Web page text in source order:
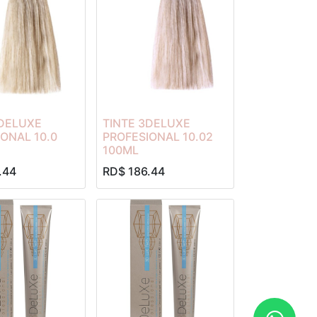
10.0
TINTE 3DELUXE
PROFESIONAL 10.02
100ML
RD$ 186.44